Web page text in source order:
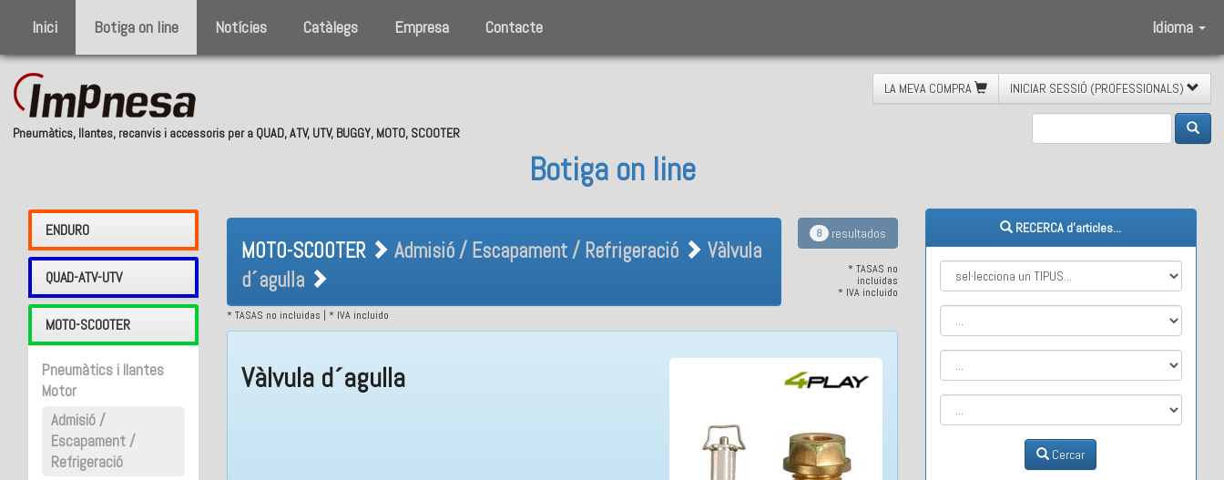
Inici Botiga on line Notícies Catàlegs Empresa Contacte Idioma
Pneumàtics, llantes, recanvis i accessoris per a QUAD, ATV, UTV, BUGGY, MOTO, SCOOTER
LA MEVA COMPRA INICIAR SESSIÓ (PROFESSIONALS)
Botiga on line
ENDURO
QUAD-ATV-UTV
MOTO-SCOOTER
Pneumàtics i llantes
Motor
Admisió /
Escapament /
Refrigeració
MOTO-SCOOTER Admisió / Escapament / Refrigeració
Vàlvula d´agulla
MOTO-SCOOTER Admisió / Escapament / Refrigeració
Vàlvula
d´agulla
8 resultados
* TASAS no
incluidas
* IVA incluido
* TASAS no incluidas | * IVA incluido
Vàlvula d´agulla
RECERCA d'articles...
Cercar